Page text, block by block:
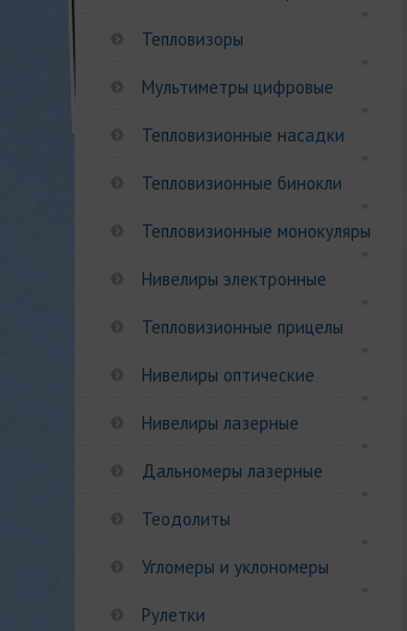
Тепловизоры
Мультиметры цифровые
Тепловизионные насадки
Тепловизионные бинокли
Тепловизионные монокуляры
Нивелиры электронные
Тепловизионные прицелы
Нивелиры оптические
Нивелиры лазерные
Дальномеры лазерные
Теодолиты
Угломеры и уклономеры
Рулетки